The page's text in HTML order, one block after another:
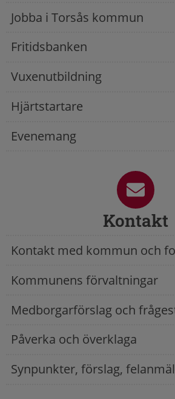
Jobba i Torsås kommun
Fritidsbanken
Vuxenutbildning
Hjärtstartare
Evenemang
Kontakt
Kontakt med kommun och
Kommunens förvaltningar
Medborgarförslag och
Påverka och överklaga
Synpunkter, förslag,